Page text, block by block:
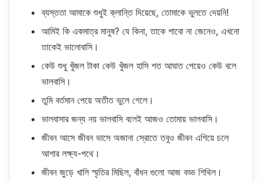
ব্যস্ততা আমাকে শুধুই ক্লান্তি দিয়েছে, তোমাকে ভুলতে দেয়নি!
আমিই কি একমাত্র মানুষ? যে কিনা, তাকে পাবো না জেনেও, এখনো
তাকেই ভালোবাসি।
কেউ শুধু খুঁজল টাকা কেউ খুঁজল হাসি শত আঘাত পেয়েও কেউ বলে
ভালবাসি।
তুমি বর্তমান পেয়ে অতীত ভুলে গেলে।
ভালবাসার জন্য নয় ভালবাসি বলেই আজও তোমায় ভালবাসি।
জীবন আসে জীবন ভাসে অজানা স্রোতে তবুও জীবন এগিয়ে চলে
আশার লক্ষ্য-পথে।
জীবন জুড়ে খালি স্মৃতির মিছিল, বাঁধন গুলো আজ বড্ড শিথিল।